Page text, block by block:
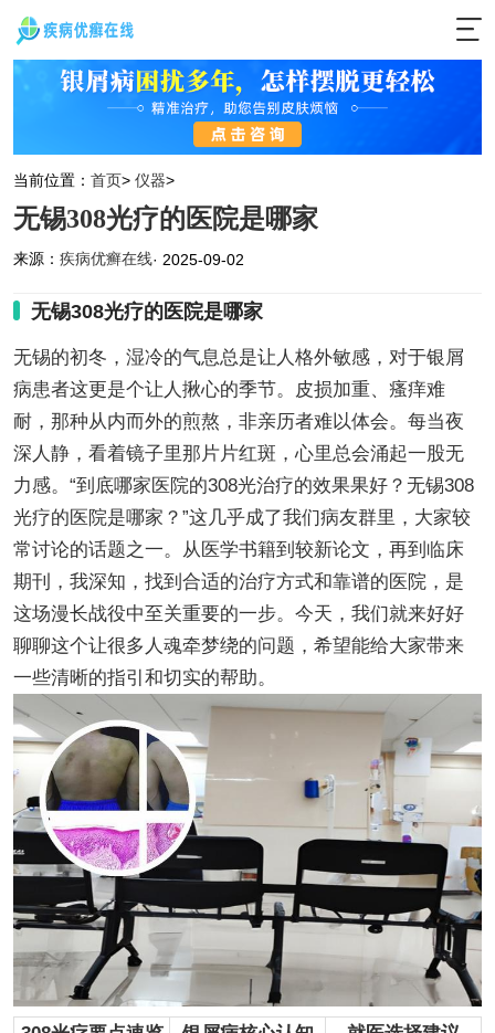
当前位置： 首页> 仪器>
无锡308光疗的医院是哪家
来源： 疾病优癣在线· 2025-09-02
无锡308光疗的医院是哪家
无锡的初冬，湿冷的气息总是让人格外敏感，对于银屑
病患者这更是个让人揪心的季节。皮损加重、瘙痒难
耐，那种从内而外的煎熬，非亲历者难以体会。每当夜
深人静，看着镜子里那片片红斑，心里总会涌起一股无
力感。“到底哪家医院的308光治疗的效果果好？无锡308
光疗的医院是哪家？”这几乎成了我们病友群里，大家较
常讨论的话题之一。从医学书籍到较新论文，再到临床
期刊，我深知，找到合适的治疗方式和靠谱的医院，是
这场漫长战役中至关重要的一步。今天，我们就来好好
聊聊这个让很多人魂牵梦绕的问题，希望能给大家带来
一些清晰的指引和切实的帮助。